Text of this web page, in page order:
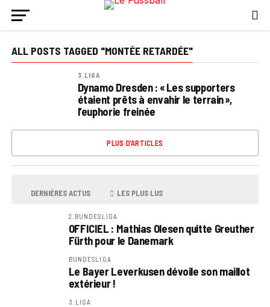
ALL POSTS TAGGED "MONTÉE RETARDÉE"
3.LIGA
Dynamo Dresden : « Les supporters
étaient prêts à envahir le terrain »,
l’euphorie freinée
PLUS D’ARTICLES
DERNIÈRES ACTUS LES PLUS LUS
2.BUNDESLIGA
OFFICIEL : Mathias Olesen quitte Greuther
Fürth pour le Danemark
BUNDESLIGA
Le Bayer Leverkusen dévoile son maillot
extérieur !
3.LIGA